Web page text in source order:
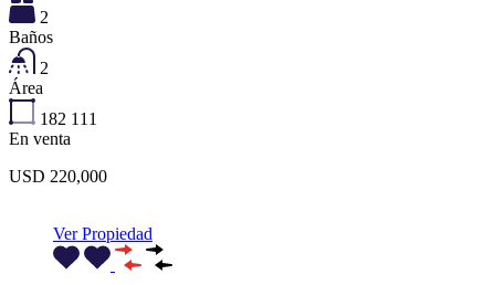
2
Baños
2
Área
182 111
En venta
USD 220,000
Ver Propiedad